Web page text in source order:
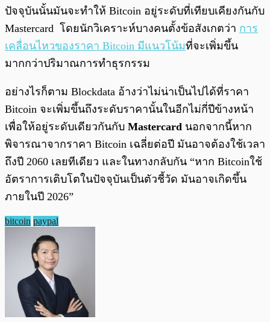
ปัจจุบันนั้นมันจะทำให้ Bitcoin อยู่ระดับที่เทียบเคียงกันกับ
Mastercard โดยนักวิเคราะห์บางคนตั้งข้อสังเกตว่า การ
เคลื่อนไหวของราคา Bitcoin มีแนวโน้มที่จะเพิ่มขึ้น
มากกว่าปริมาณการทำธุรกรรม
อย่างไรก็ตาม Blockdata อ้างว่าไม่น่าเป็นไปได้ที่ราคา
Bitcoin จะเพิ่มขึ้นถึงระดับราคานั้นในอีกไม่กี่ปีข้างหน้า
เพื่อให้อยู่ระดับเดียวกันกับ Mastercard นอกจากนี้หาก
พิจารณาจากราคา Bitcoin เฉลี่ยต่อปี มันอาจต้องใช้เวลา
ถึงปี 2060 เลยทีเดียว และในทางกลับกัน “หาก Bitcoinใช้
อัตราการเติบโตในปัจจุบันเป็นตัวชี้วัด มันอาจเกิดขึ้น
ภายในปี 2026”
bitcoin paypal